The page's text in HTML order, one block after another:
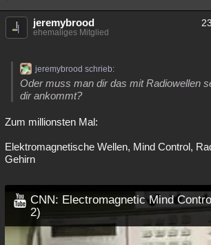
jeremybrood
ehemaliges Mitglied
jeremybrood schrieb:
Oder muss man dir das mit Radiowellen
dir ankommt?
Zum millionsten Mal:
Elektromagnetische Wellen, Mind Control,
Gehirn
CNN: Electromagnetic Mind
2)